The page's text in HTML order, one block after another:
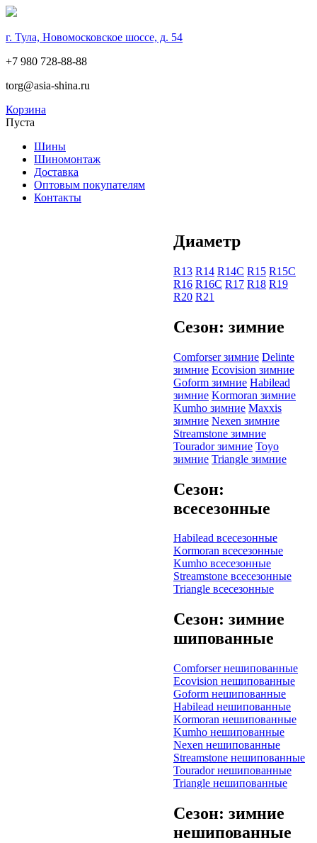
г. Тула, Новомосковское шоссе, д. 54
+7 980 728-88-88
torg@asia-shina.ru
Корзина
Пуста
Шины
Шиномонтаж
Доставка
Оптовым покупателям
Контакты
Диаметр
R13 R14 R14С R15 R15С
R16 R16С R17 R18 R19
R20 R21
Сезон: зимние
Comforser зимние Delinte
зимние Ecovision зимние
Goform зимние Habilead
зимние Kormoran зимние
Kumho зимние Maxxis
зимние Nexen зимние
Streamstone зимние
Tourador зимние Toyo
зимние Triangle зимние
Сезон:
всесезонные
Habilead всесезонные
Kormoran всесезонные
Kumho всесезонные
Streamstone всесезонные
Triangle всесезонные
Сезон: зимние
шипованные
Comforser нешипованные
Ecovision нешипованные
Goform нешипованные
Habilead нешипованные
Kormoran нешипованные
Kumho нешипованные
Nexen нешипованные
Streamstone нешипованные
Tourador нешипованные
Triangle нешипованные
Сезон: зимние
нешипованные